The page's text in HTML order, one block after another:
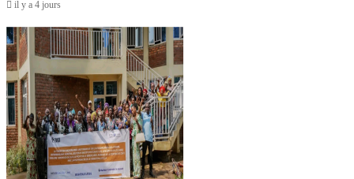
il y a 4 jours